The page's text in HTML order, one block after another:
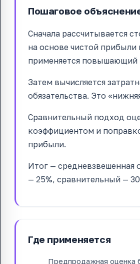
Пошаговое
Сначала рассчитывается
на основе чистой прибыли
применяется повышающий
Затем вычисляется
обязательства. Это
Сравнительный подход
коэффициентом и
прибыли.
Итог — средневзвешенная
— 25%, сравнительный —
Где применяется
Предпродажная оценка